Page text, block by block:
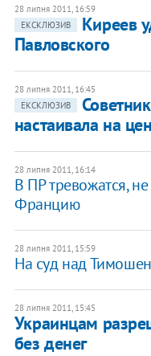
28 липня 2011, 16:59
ЕКСКЛЮЗИВ
Киреев
Павловского
28 липня 2011, 16:45
ЕКСКЛЮЗИВ
настаивала на
28 липня 2011, 16:14
В ПР тревожатся,
Францию
28 липня 2011, 15:59
На суд над
28 липня 2011, 15:45
Украинцам
без денег